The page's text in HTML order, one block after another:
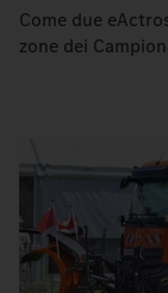
Come due e
zone dei